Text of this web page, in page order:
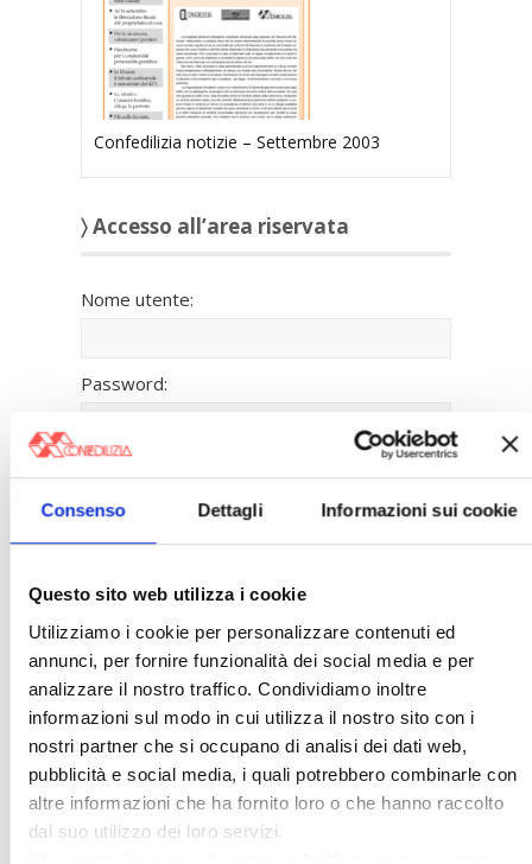
Consenso Dettagli Informazioni sui cookie
Questo sito web utilizza i cookie
Utilizziamo i cookie per personalizzare contenuti ed
annunci, per fornire funzionalità dei social media e per
analizzare il nostro traffico. Condividiamo inoltre
informazioni sul modo in cui utilizza il nostro sito con i
nostri partner che si occupano di analisi dei dati web,
pubblicità e social media, i quali potrebbero combinarle con
altre informazioni che ha fornito loro o che hanno raccolto
dal suo utilizzo dei loro servizi.
Confedilizia notizie – Settembre 2003
〉 Accesso all’area riservata
Nome utente:
Password:
Accesso
Password persa
〉 Banche dati
Legislazione e prassi
» Legislazione
»Prassi
Giurisprudenza
»Corte Costituzionale